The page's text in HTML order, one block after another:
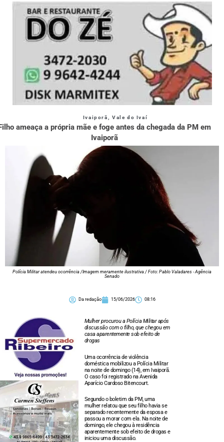
Ivaiporã Vale do Ivaí
ameaça a própria mãe e foge antes da chegada da PM em
Ivaiporã
Polícia Militar atendeu ocorrência /Imagem meramente ilustrativa / Foto: Pablo Valadares - Agência
Senado
Da redação 15/06/2026 08:16
Mulher procurou a Polícia Militar após
discussão com o filho, que chegou em
casa aparentemente sob efeito de
drogas
Uma ocorrência de violência
doméstica mobilizou a Polícia Militar
na noite de domingo (14), em Ivaiporã.
O caso foi registrado na Avenida
Aparício Cardoso Bitencourt.
Segundo o boletim da PM, uma
mulher relatou que seu filho havia se
separado recentemente da esposa e
passou a morar com ela. Na noite de
domingo, ele chegou à residência
aparentemente sob efeito de drogas e
iniciou uma discussão.